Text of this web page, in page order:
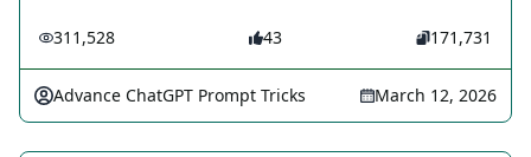
311,528 43 171,731
Advance ChatGPT Prompt Tricks March 12, 2026